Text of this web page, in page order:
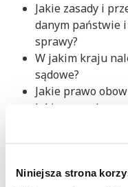
Niniejsza strona
Jakie zasady i
danym państwie
sprawy?
W jakim kraju
sądowe?
Jakie prawo
Jakie procedury